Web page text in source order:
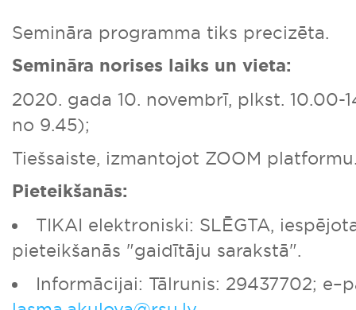
Semināra programma tiks precizēta.
Semināra norises laiks un vieta:
2020. gada 10. novembrī, plkst. 10.00-
no 9.45);
Tiešsaiste, izmantojot ZOOM
Pieteikšanās:
TIKAI elektroniski: SLĒGTA,
pieteikšanās "gaidītāju sarakstā".
Informācijai: Tālrunis: 29437702;